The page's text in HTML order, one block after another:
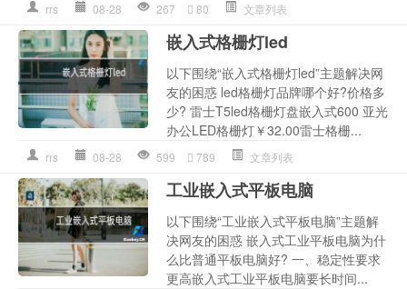
rrs 08-28 267 80 文章列表
嵌入式格栅灯led
以下围绕“嵌入式格栅灯led”主题解决网
友的困惑 led格栅灯品牌哪个好?价格多
少? 雷士T5led格栅灯盘嵌入式600 亚光
办公LED格栅灯￥32.00雷士格栅...
rrs 08-28 599 789 文章列表
工业嵌入式平板电脑
以下围绕“工业嵌入式平板电脑”主题解
决网友的困惑 嵌入式工业平板电脑为什
么比普通平板电脑好? 一、稳定性要求
更高嵌入式工业平板电脑要长时间...